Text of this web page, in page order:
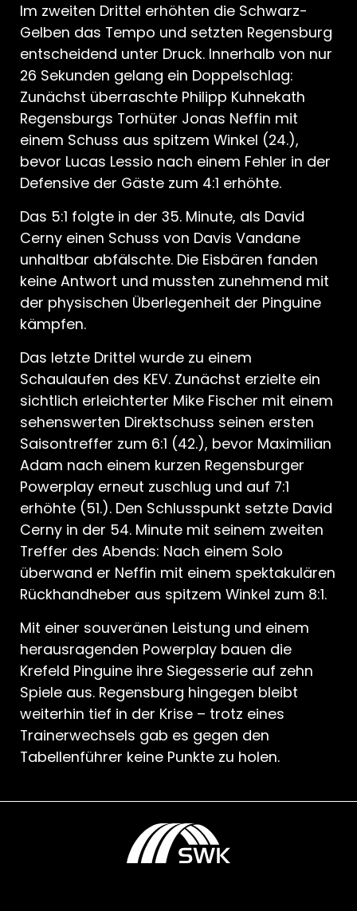
Im zweiten Drittel erhöhten die Schwarz-
Gelben das Tempo und setzten Regensburg
entscheidend unter Druck. Innerhalb von nur
26 Sekunden gelang ein Doppelschlag:
Zunächst überraschte Philipp Kuhnekath
Regensburgs Torhüter Jonas Neffin mit
einem Schuss aus spitzem Winkel (24.),
bevor Lucas Lessio nach einem Fehler in der
Defensive der Gäste zum 4:1 erhöhte.
Das 5:1 folgte in der 35. Minute, als David
Cerny einen Schuss von Davis Vandane
unhaltbar abfälschte. Die Eisbären fanden
keine Antwort und mussten zunehmend mit
der physischen Überlegenheit der Pinguine
kämpfen.
Das letzte Drittel wurde zu einem
Schaulaufen des KEV. Zunächst erzielte ein
sichtlich erleichterter Mike Fischer mit einem
sehenswerten Direktschuss seinen ersten
Saisontreffer zum 6:1 (42.), bevor Maximilian
Adam nach einem kurzen Regensburger
Powerplay erneut zuschlug und auf 7:1
erhöhte (51.). Den Schlusspunkt setzte David
Cerny in der 54. Minute mit seinem zweiten
Treffer des Abends: Nach einem Solo
überwand er Neffin mit einem spektakulären
Rückhandheber aus spitzem Winkel zum 8:1.
Mit einer souveränen Leistung und einem
herausragenden Powerplay bauen die
Krefeld Pinguine ihre Siegesserie auf zehn
Spiele aus. Regensburg hingegen bleibt
weiterhin tief in der Krise – trotz eines
Trainerwechsels gab es gegen den
Tabellenführer keine Punkte zu holen.